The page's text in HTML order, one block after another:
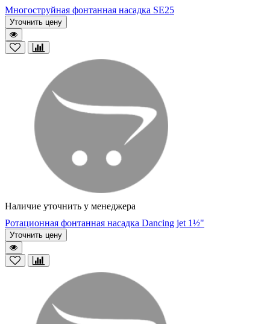
Многоструйная фонтанная насадка SE25
Уточнить цену
Наличие уточнить у менеджера
Ротационная фонтанная насадка Dancing jet 1½"
Уточнить цену